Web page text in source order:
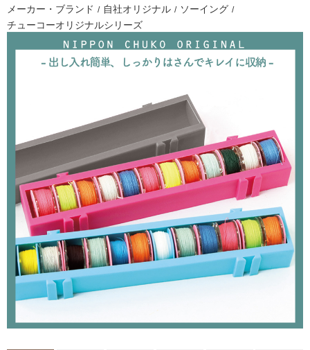
メーカー・ブランド / 自社オリジナル / ソーイング /
チューコーオリジナルシリーズ